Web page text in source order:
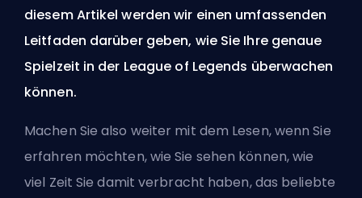
diesem Artikel werden wir einen umfassenden
Leitfaden darüber geben, wie Sie Ihre genaue
Spielzeit in der League of Legends überwachen
können.
Machen Sie also weiter mit dem Lesen, wenn Sie
erfahren möchten, wie Sie sehen können, wie
viel Zeit Sie damit verbracht haben, das beliebte